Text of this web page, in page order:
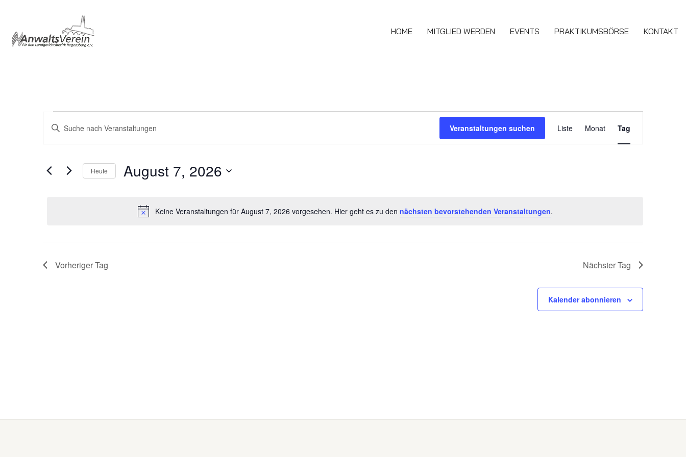
HOME MITGLIED WERDEN EVENTS PRAKTIKUMSBÖRSE KONTAKT
Veranstaltungen
für
August
Hinweis
Keine Veranstaltungen für August 7, 2026 vorgesehen. Hier geht es zu den nächsten bevorstehenden Veranstaltungen.
Veranstaltungen
Such-
Ansichtennavigation
Geben
Sie
Das
nach
Veranstaltungen
Veranstaltungen suchen
Ansichten-
Navigation
Liste Monat Tag
Heute August 7, 2026
Vorheriger Tag Nächster Tag
Kalender abonnieren